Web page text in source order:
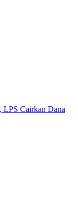
LPS Cairkan Dana